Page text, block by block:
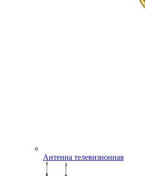
Антенна телевизионная